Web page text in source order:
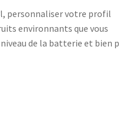
personnaliser votre profil
environnants que vous
de la batterie et bien